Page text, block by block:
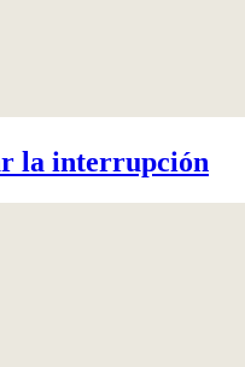
la interrupción